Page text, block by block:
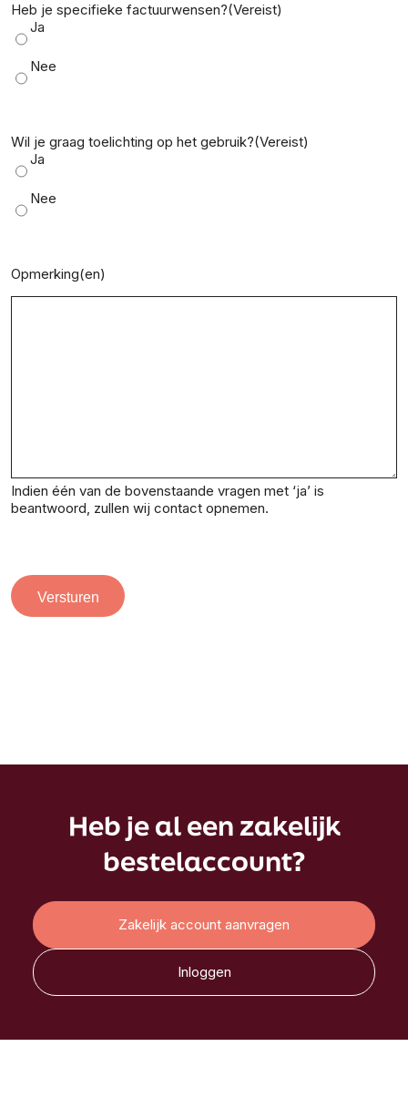
Heb je specifieke factuurwensen?(Vereist)
Ja
Nee
Wil je graag toelichting op het gebruik?(Vereist)
Ja
Nee
Opmerking(en)
Indien één van de bovenstaande vragen met ‘ja’ is
beantwoord, zullen wij contact opnemen.
Versturen
Heb je al een zakelijk
bestelaccount?
Zakelijk account aanvragen
Inloggen